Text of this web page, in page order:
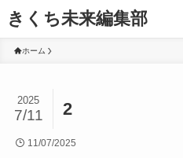
きくち未来編集部
ホーム
2
2025
7/11
11/07/2025